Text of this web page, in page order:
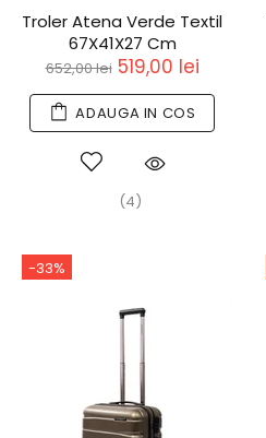
Troler Atena Verde Textil
67X41X27 Cm
652,00 lei 519,00 lei
ADAUGA IN COS
(4)
-33%